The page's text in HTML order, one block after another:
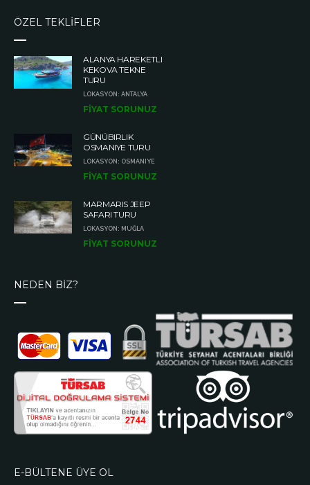
ÖZEL TEKLİFLER
ALANYA HAREKETLI
KEKOVA TEKNE
TURU
LOKASYON: ANTALYA
FİYAT SORUNUZ
GÜNÜBIRLIK
OSMANIYE TURU
LOKASYON: OSMANIYE
FİYAT SORUNUZ
MARMARIS JEEP
SAFARI TURU
LOKASYON: MUĞLA
FİYAT SORUNUZ
NEDEN BİZ?
E-BÜLTENE ÜYE OL